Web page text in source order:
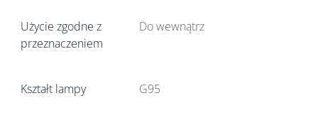
Użycie zgodne z
przeznaczeniem
Do wewnątrz
Kształt lampy G95